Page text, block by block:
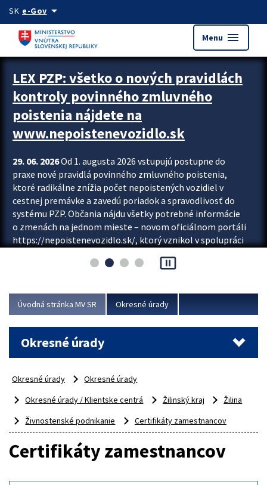
Preskocit na hlavný obsah
SK e-Govarrow_drop_down
Menu menu
Zastavit automatický posun upútavok
LEX PZP: všetko o nových pravidlách
kontroly povinného zmluvného
poistenia nájdete na
www.nepoistenevozidlo.sk
29. 06. 2026Od 1. augusta 2026 vstupujú postupne do
praxe nové pravidlá povinného zmluvného poistenia,
ktoré radikálne znížia počet nepoistených vozidiel v
cestnej premávke a zavedú poriadok a spravodlivosť do
systému PZP. Občania nájdu všetky potrebné informácie
o zmenách na jednom mieste – novom oficiálnom portáli
https://nepoistenevozidlo.sk/, ktorý vznikol v spolupráci
asociácie poisťovní (SLASPO) a Ministerstva vnútra SR.
Viac
pause_presentation
Úvodná stránka MV SR Okresné úrady
Okresné úrady
Okresné úrady
Okresné úrady
Okresné úrady / Klientske centrá
Žilinský kraj
Žilina
Živnostenské podnikanie
Certifikáty zamestnancov
Certifikáty zamestnancov